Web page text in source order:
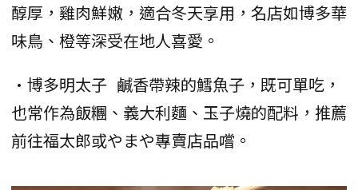
醇厚，雞肉鮮嫩，適合冬天享用，名店如博多華
味鳥、橙等深受在地人喜愛。
•博多明太子 鹹香帶辣的鱈魚子，既可單吃，
也常作為飯糰、義大利麵、玉子燒的配料，推薦
前往福太郎或やまや專賣店品嚐。